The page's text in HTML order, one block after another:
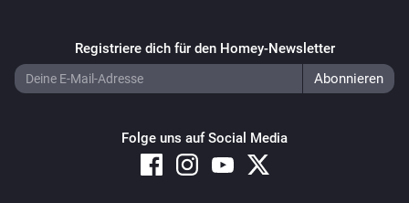
Registriere dich für den Homey-Newsletter
Folge uns auf Social Media